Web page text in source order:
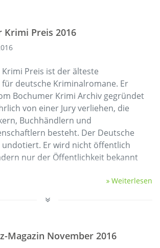
Preis 2016
Preis ist der älteste
deutsche Kriminalromane. Er
Bochumer Krimi Archiv gegründet
von einer Jury verliehen, die
Buchhändlern und
besteht. Der Deutsche
undotiert. Er wird nicht öffentlich
nur der Öffentlichkeit bekannt
Weiterlesen
Magazin November 2016